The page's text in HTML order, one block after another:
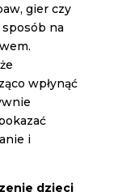
gier czy
na
wpłynąć
i
dzieci